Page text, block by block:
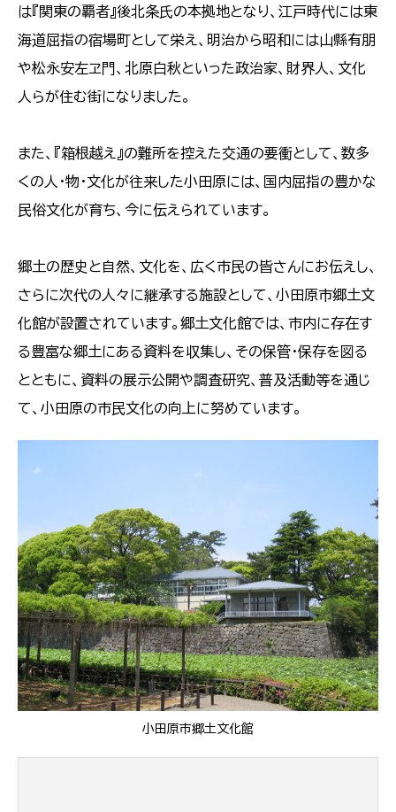
は『関東の覇者』後北条氏の本拠地となり、江戸時代には東
海道屈指の宿場町として栄え、明治から昭和には山縣有朋
や松永安左ヱ門、北原白秋といった政治家、財界人、文化
人らが住む街になりました。
また、『箱根越え』の難所を控えた交通の要衝として、数多
くの人・物・文化が往来した小田原には、国内屈指の豊かな
民俗文化が育ち、今に伝えられています。
郷土の歴史と自然、文化を、広く市民の皆さんにお伝えし、
さらに次代の人々に継承する施設として、小田原市郷土文
化館が設置されています。郷土文化館では、市内に存在す
る豊富な郷土にある資料を収集し、その保管・保存を図る
とともに、資料の展示公開や調査研究、普及活動等を通じ
て、小田原の市民文化の向上に努めています。
小田原市郷土文化館